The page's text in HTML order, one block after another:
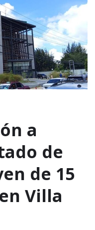
a
de
de 15
Villa